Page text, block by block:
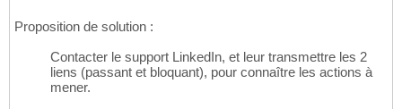
Proposition de solution :
Contacter le support LinkedIn, et leur transmettre les 2
liens (passant et bloquant), pour connaître les actions à
mener.